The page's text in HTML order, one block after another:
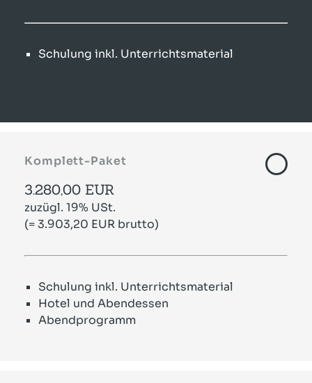
Schulung inkl. Unterrichtsmaterial
Komplett-Paket
3.280,00 EUR
zuzügl. 19% USt.
(= 3.903,20 EUR brutto)
Schulung inkl. Unterrichtsmaterial
Hotel und Abendessen
Abendprogramm